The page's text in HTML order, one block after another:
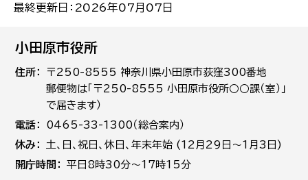
最終更新日：2026年07月07日
小田原市役所
住所
〒250-8555 神奈川県小田原市荻窪300番地
郵便物は「〒250-8555 小田原市役所○○課（室）」
で届きます）
電話
0465-33-1300（総合案内）
休み
土､日､祝日、休日、年末年始 (12月29日～1月3日)
開庁時間
平日8時30分～17時15分